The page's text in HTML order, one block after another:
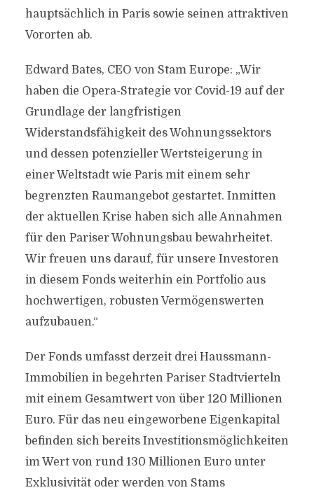
hauptsächlich in Paris sowie seinen attraktiven
Vororten ab.
Edward Bates, CEO von Stam Europe: „Wir
haben die Opera-Strategie vor Covid-19 auf der
Grundlage der langfristigen
Widerstandsfähigkeit des Wohnungssektors
und dessen potenzieller Wertsteigerung in
einer Weltstadt wie Paris mit einem sehr
begrenzten Raumangebot gestartet. Inmitten
der aktuellen Krise haben sich alle Annahmen
für den Pariser Wohnungsbau bewahrheitet.
Wir freuen uns darauf, für unsere Investoren
in diesem Fonds weiterhin ein Portfolio aus
hochwertigen, robusten Vermögenswerten
aufzubauen.“
Der Fonds umfasst derzeit drei Haussmann-
Immobilien in begehrten Pariser Stadtvierteln
mit einem Gesamtwert von über 120 Millionen
Euro. Für das neu eingeworbene Eigenkapital
befinden sich bereits Investitionsmöglichkeiten
im Wert von rund 130 Millionen Euro unter
Exklusivität oder werden von Stams